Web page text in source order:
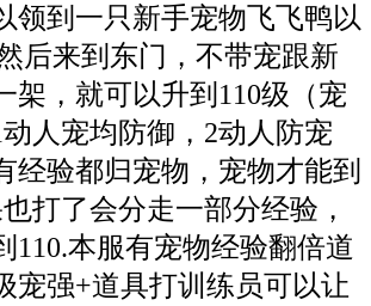
领到一只新手宠物飞飞鸭以
后来到东门，不带宠跟新
架，就可以升到110级（宠
人宠均防御，2动人防宠
经验都归宠物，宠物才能到
打了会分走一部分经验，
110.本服有宠物经验翻倍道
宠强+道具打训练员可以让